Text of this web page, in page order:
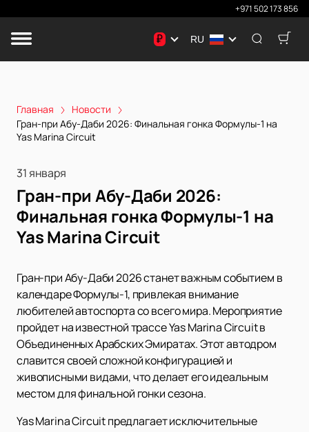
+971 502 173 856
₽ RU
Главная
Новости
Гран-при Абу-Даби 2026: Финальная гонка Формулы-1 на
Yas Marina Circuit
31 января
Гран-при Абу-Даби 2026:
Финальная гонка Формулы-1 на
Yas Marina Circuit
Гран-при Абу-Даби 2026 станет важным событием в
календаре Формулы-1, привлекая внимание
любителей автоспорта со всего мира. Мероприятие
пройдет на известной трассе Yas Marina Circuit в
Объединенных Арабских Эмиратах. Этот автодром
славится своей сложной конфигурацией и
живописными видами, что делает его идеальным
местом для финальной гонки сезона.
Yas Marina Circuit предлагает исключительные